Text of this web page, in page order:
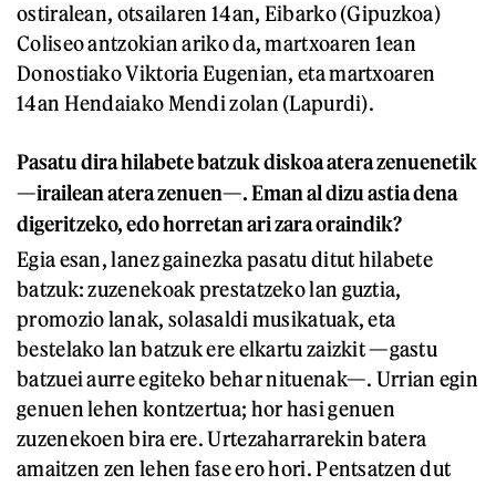
ostiralean, otsailaren 14an, Eibarko (Gipuzkoa)
Coliseo antzokian ariko da, martxoaren 1ean
Donostiako Viktoria Eugenian, eta martxoaren
14an Hendaiako Mendi zolan (Lapurdi).
Pasatu dira hilabete batzuk diskoa atera zenuenetik
—irailean atera zenuen—. Eman al dizu astia dena
digeritzeko, edo horretan ari zara oraindik?
Egia esan, lanez gainezka pasatu ditut hilabete
batzuk: zuzenekoak prestatzeko lan guztia,
promozio lanak, solasaldi musikatuak, eta
bestelako lan batzuk ere elkartu zaizkit —gastu
batzuei aurre egiteko behar nituenak—. Urrian egin
genuen lehen kontzertua; hor hasi genuen
zuzenekoen bira ere. Urtezaharrarekin batera
amaitzen zen lehen fase ero hori. Pentsatzen dut